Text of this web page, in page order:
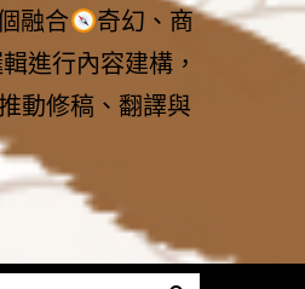
融合
奇幻、商
進行內容建構，
動修稿、翻譯與
Menu